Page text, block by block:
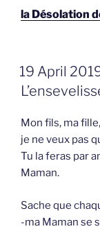
la Désolation
GEPLAATST
OP
19 April
Mon fils, ma fille,
je ne veux pas
Tu la feras par
Maman.
Sache que
-ma Maman se